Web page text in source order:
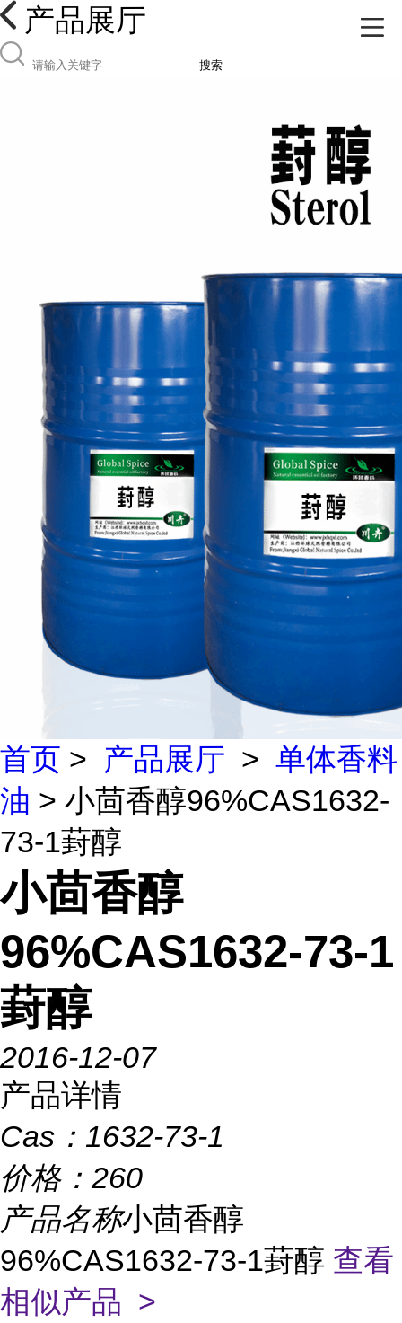
产品展厅
搜索
首页 > 产品展厅 > 单体香料
油 > 小茴香醇96%CAS1632-
73-1葑醇
小茴香醇
96%CAS1632-73-1
葑醇
2016-12-07
产品详情
Cas： 1632-73-1
价格： 260
产品名称小茴香醇
96%CAS1632-73-1葑醇 查看
相似产品 >